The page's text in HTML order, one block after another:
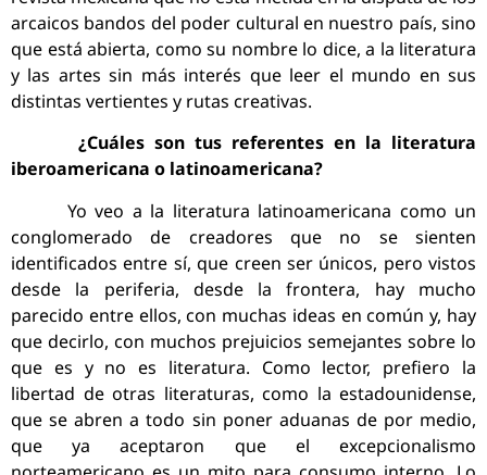
arcaicos bandos del poder cultural en nuestro país, sino
que está abierta, como su nombre lo dice, a la literatura
y las artes sin más interés que leer el mundo en sus
distintas vertientes y rutas creativas.
¿Cuáles son tus referentes en la literatura
iberoamericana o latinoamericana?
Yo veo a la literatura latinoamericana como un
conglomerado de creadores que no se sienten
identificados entre sí, que creen ser únicos, pero vistos
desde la periferia, desde la frontera, hay mucho
parecido entre ellos, con muchas ideas en común y, hay
que decirlo, con muchos prejuicios semejantes sobre lo
que es y no es literatura. Como lector, prefiero la
libertad de otras literaturas, como la estadounidense,
que se abren a todo sin poner aduanas de por medio,
que ya aceptaron que el excepcionalismo